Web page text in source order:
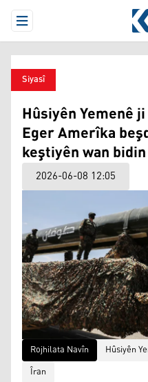
Open Menu
Siyasî
Hûsiyên Yemenê
Eger Amerîka
keştiyên wan bidin
2026-06-08 12:05
Rojhilata Navîn Hûsiyên
Îran